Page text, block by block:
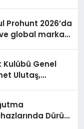
Prohunt 2026’da
global marka
Kulübü Genel
Ulutaş,
Dürüst